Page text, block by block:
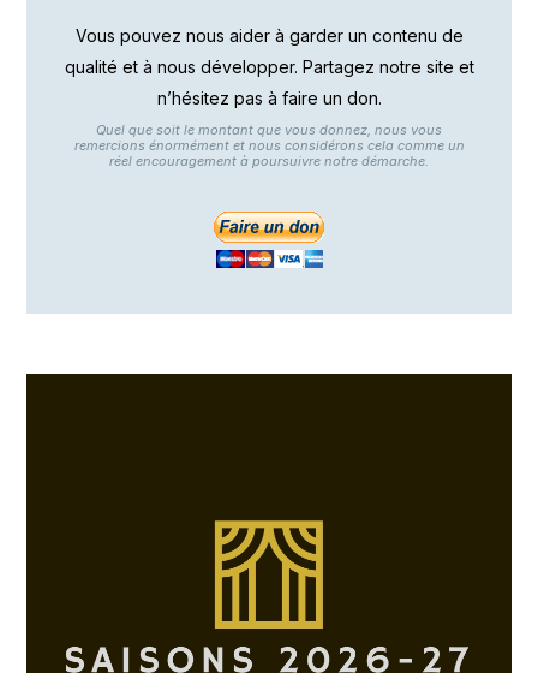
Vous pouvez nous aider à garder un contenu de
qualité et à nous développer. Partagez notre site et
n’hésitez pas à faire un don.
Quel que soit le montant que vous donnez, nous vous
remercions énormément et nous considérons cela comme un
réel encouragement à poursuivre notre démarche.